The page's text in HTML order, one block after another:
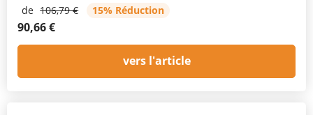
de 106,79 € 15% Réduction
90,66 €
vers l'article